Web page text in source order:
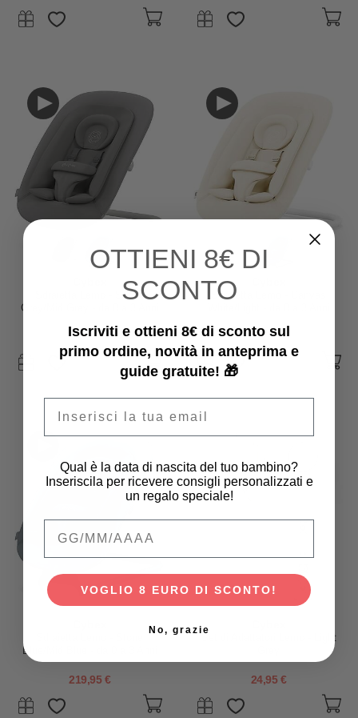
Sdraietta Lemo - Suede
Grey/Mid Grey - da 0 a 3 Anni
219,95 €
Sdraietta Lemo - Canvas
219,95 €
Blue/Mid Blue - da 0 a 3 Anni
219,95 €
Set di Adattatori Lemo - Light
24,95 €
OTTIENI 8€ DI
SCONTO
Iscriviti e ottieni 8€ di sconto sul
primo ordine, novità in anteprima e
guide gratuite! 🎁
Qual è la data di nascita del tuo bambino?
Inseriscila per ricevere consigli personalizzati e
un regalo speciale!
VOGLIO 8 EURO DI SCONTO!
No, grazie